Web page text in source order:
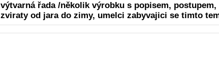
výtvarná řada /několik výrobku s popisem,
zviraty od jara do zimy, umelci zabyvajici se timto